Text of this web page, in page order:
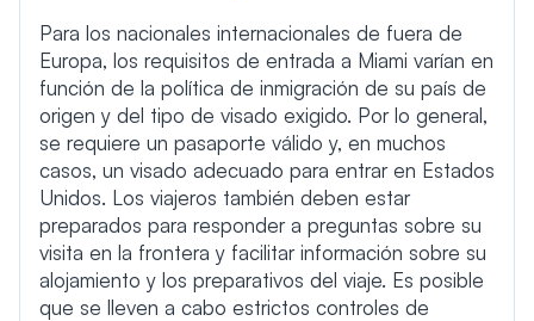
Para los nacionales internacionales de fuera de
Europa, los requisitos de entrada a Miami varían en
función de la política de inmigración de su país de
origen y del tipo de visado exigido. Por lo general,
se requiere un pasaporte válido y, en muchos
casos, un visado adecuado para entrar en Estados
Unidos. Los viajeros también deben estar
preparados para responder a preguntas sobre su
visita en la frontera y facilitar información sobre su
alojamiento y los preparativos del viaje. Es posible
que se lleven a cabo estrictos controles de